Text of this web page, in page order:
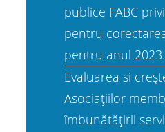
publice FABC
pentru
pentru anul 2023.
Evaluarea si
Asociațiilor
îmbunătățirii